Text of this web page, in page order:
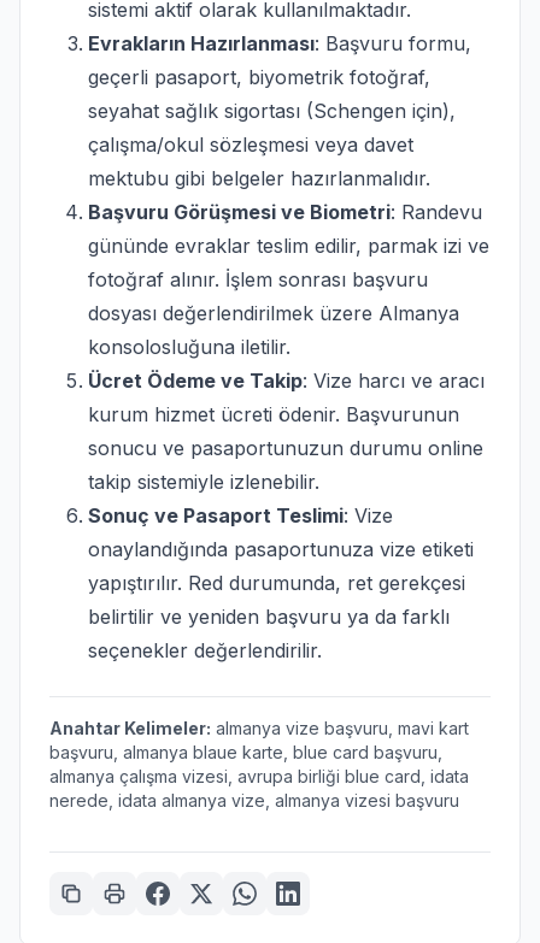
sistemi aktif olarak kullanılmaktadır.
Evrakların Hazırlanması: Başvuru formu,
geçerli pasaport, biyometrik fotoğraf,
seyahat sağlık sigortası (Schengen için),
çalışma/okul sözleşmesi veya davet
mektubu gibi belgeler hazırlanmalıdır.
Başvuru Görüşmesi ve Biometri: Randevu
gününde evraklar teslim edilir, parmak izi ve
fotoğraf alınır. İşlem sonrası başvuru
dosyası değerlendirilmek üzere Almanya
konsolosluğuna iletilir.
Ücret Ödeme ve Takip: Vize harcı ve aracı
kurum hizmet ücreti ödenir. Başvurunun
sonucu ve pasaportunuzun durumu online
takip sistemiyle izlenebilir.
Sonuç ve Pasaport Teslimi: Vize
onaylandığında pasaportunuza vize etiketi
yapıştırılır. Red durumunda, ret gerekçesi
belirtilir ve yeniden başvuru ya da farklı
seçenekler değerlendirilir.
Anahtar Kelimeler: almanya vize başvuru, mavi kart
başvuru, almanya blaue karte, blue card başvuru,
almanya çalışma vizesi, avrupa birliği blue card, idata
nerede, idata almanya vize, almanya vizesi başvuru